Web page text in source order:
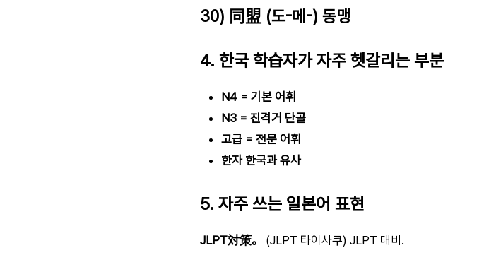
30) 同盟 (도-메-) 동맹
4. 한국 학습자가 자주 헷갈리는 부분
N4 = 기본 어휘
N3 = 진격거 단골
고급 = 전문 어휘
한자 한국과 유사
5. 자주 쓰는 일본어 표현
JLPT対策。 (JLPT 타이사쿠) JLPT 대비.